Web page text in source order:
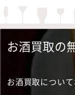
お酒買取の
お酒買取につい